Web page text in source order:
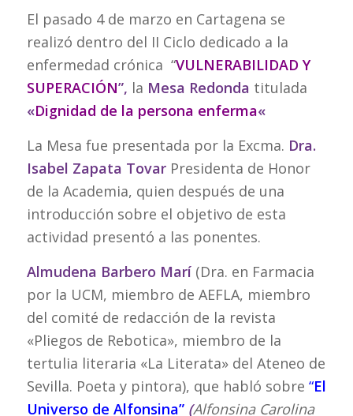
El pasado 4 de marzo en Cartagena se
realizó dentro del II Ciclo dedicado a la
enfermedad crónica “VULNERABILIDAD Y
SUPERACIÓN”, la Mesa Redonda titulada
«Dignidad de la persona enferma«
La Mesa fue presentada por la Excma. Dra.
Isabel Zapata TovarPresidenta de Honor
de la Academia, quien después de una
introducción sobre el objetivo de esta
actividad presentó a las ponentes.
Almudena Barbero Marí (Dra. en Farmacia
por la UCM, miembro de AEFLA, miembro
del comité de redacción de la revista
«Pliegos de Rebotica», miembro de la
tertulia literaria «La Literata» del Ateneo de
Sevilla. Poeta y pintora), que habló sobre “El
Universo de Alfonsina” (Alfonsina Carolina